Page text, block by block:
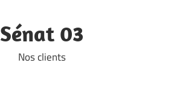
Sénat 03
Nos clients